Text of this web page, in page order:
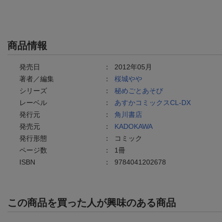
商品情報
発売日 ： 2012年05月
著者／編集
： 桜城やや
シリーズ
： 秘めごとあそび
レーベル
： あすかコミックスCL-DX
発行元
： 角川書店
発売元
： KADOKAWA
発行形態
：
コミック
ページ数
： 1冊
ISBN
： 9784041202678
この商品を買った人が興味のある商品